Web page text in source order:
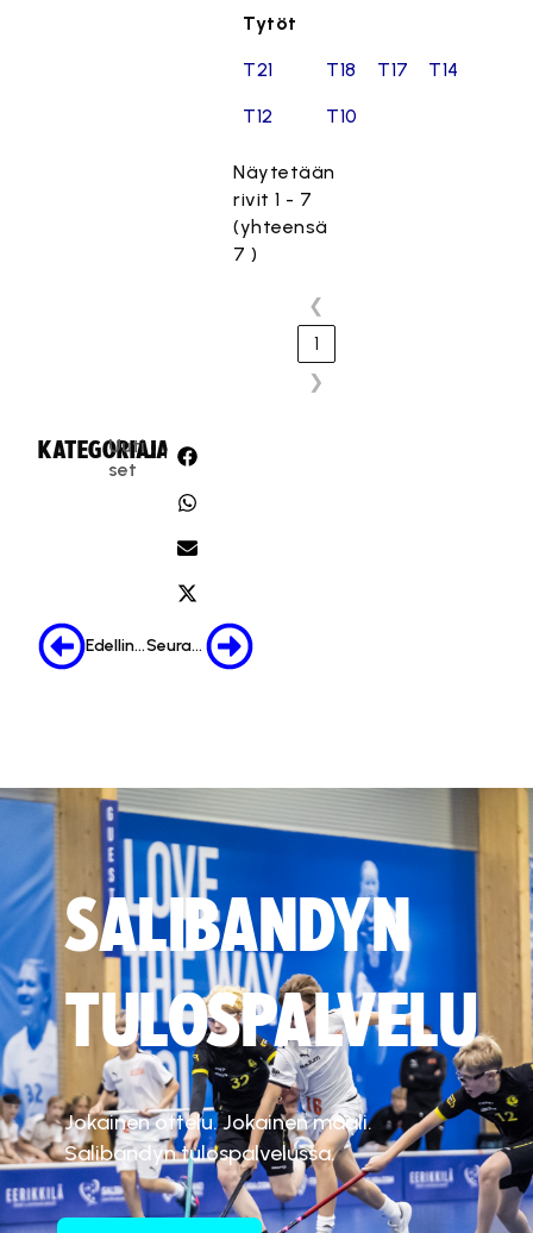
Tytöt
T21 T18 T17 T14
T12 T10
Näytetään
rivit 1 - 7
(yhteensä
7 )
❮
1
❯
KATEGORIA:
Uuti
set
JAA:
Edellinen Seuraava
SALIBANDYN
TULOSPALVELU
Jokainen ottelu. Jokainen maali.
Salibandyn tulospalvelussa.